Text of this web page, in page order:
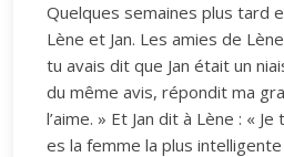
Quelques semaines plus tard
Lène et Jan. Les amies de
tu avais dit que Jan était un
du même avis, répondit ma
l’aime. » Et Jan dit à Lène : «
es la femme la plus